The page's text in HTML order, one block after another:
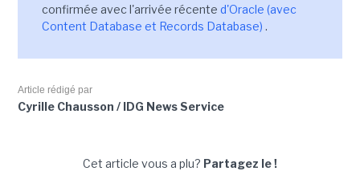
confirmée avec l'arrivée récente d'Oracle (avec
Content Database et Records Database) .
Article rédigé par
Cyrille Chausson / IDG News Service
Cet article vous a plu? Partagez le !